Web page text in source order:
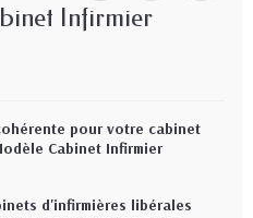
Infirmier
pour votre cabinet
Cabinet Infirmier
d'infirmières libérales